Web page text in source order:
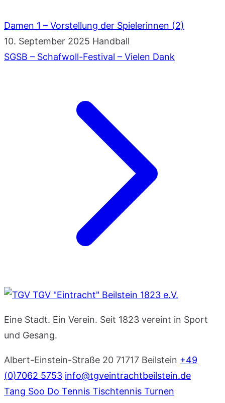
Damen 1 – Vorstellung der Spielerinnen (2)
10. September 2025 Handball
SGSB – Schafwoll-Festival – Vielen Dank
TGV "Eintracht" Beilstein 1823 e.V.
Eine Stadt. Ein Verein. Seit 1823 vereint in Sport
und Gesang.
Albert-Einstein-Straße 20 71717 Beilstein +49
(0)7062 5753 info@tgveintrachtbeilstein.de
Tang Soo Do Tennis Tischtennis Turnen